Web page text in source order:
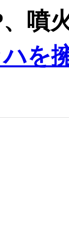
噴
を